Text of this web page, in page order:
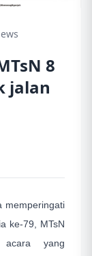
8
jalan
memperingati
ke-79, MTsN
acara yang